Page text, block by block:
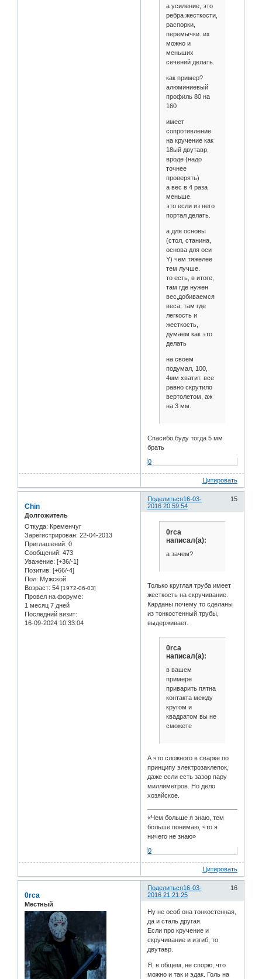
а усиление, это
ребра жесткости,
распорки,
перемычки. их
можно и
меньших
сечений делать.
как пример?
алюминиевый
профиль 80 на
160
имеет
сопротивление
на кручение как
18ый двутавр,
вроде (надо
точнее
проверять)
а вес в 4 раза
меньше.
это если из него
портал делать.
а для основы
(стол, станина,
основа для оси
Y) чем тяжелее
тем лучше.
то есть, в итоге,
там где нужен
вес,добиваемся
веса, там где
легкость и
жесткость,
думаем как это
делать
на своем
подумал, 100,
4мм хватит. все
равно скрутило
вертолетом, аж
на 3 мм.
Спасибо,буду тогда 5 мм
брать
0
Цитировать
Поделиться 15
16-03-
2016 20:59:54
Chin
Долгожитель
Откуда: Кременчуг
Зарегистрирован: 22-04-2013
Приглашений: 0
Сообщений: 473
Уважение: [+36/-1]
Позитив: [+66/-4]
Пол: Мужской
Возраст: 54 [1972-06-03]
Провел на форуме:
1 месяц 7 дней
Последний визит:
16-09-2024 10:33:04
0rca
написал(а):
а зачем?
Только круглая труба имеет
жесткость на скручивание.
Карданы почему то сделаны
из тонкостенный трубы,
выдерживает.
0rca
написал(а):
в вашем
примере
приварить пятна
контакта между
кругом и
квадратом вы не
сможете
А что сложного в сварке по
принципу электрозаклепок,
даже если есть зазор пару
миллиметров. Но дело
хозяйское.
«Чем больше я знаю, тем
больше понимаю, что я
ничего не знаю»
0
Цитировать
Поделиться 16
16-03-
2016 21:21:25
0rca
Местный
Ну не особ она тонкостенная,
да и сталь другая.
Если про кручение и
скручивание и изгиб, то
двутавр.
Я, в общем, не спорю, что
можно и так и эдак. Голь на